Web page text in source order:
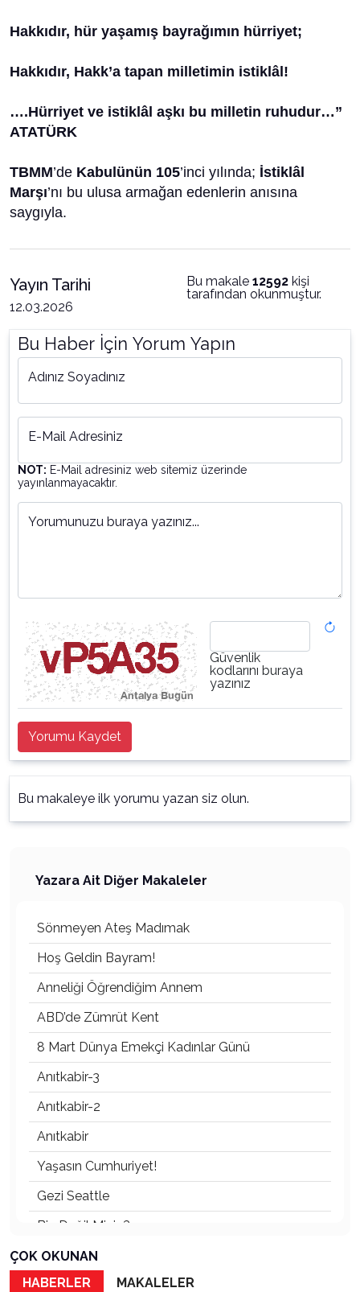
Hakkıdır, hür yaşamış bayrağımın hürriyet;
Hakkıdır, Hakk’a tapan milletimin istiklâl!
….Hürriyet ve istiklâl aşkı bu milletin ruhudur…”
ATATÜRK
TBMM’de Kabulünün 105’inci yılında; İstiklâl
Marşı’nı bu ulusa armağan edenlerin anısına
saygıyla.
Yayın Tarihi
12.03.2026
Bu makale 12592 kişi
tarafından okunmuştur.
Bu Haber İçin Yorum Yapın
Adınız Soyadınız
E-Mail Adresiniz
NOT: E-Mail adresiniz web sitemiz üzerinde
yayınlanmayacaktır.
Yorumunuzu buraya yazınız...
Güvenlik
kodlarını buraya
yazınız
Yorumu Kaydet
Bu makaleye ilk yorumu yazan siz olun.
Yazara Ait Diğer Makaleler
Sönmeyen Ateş Madımak
Hoş Geldin Bayram!
Anneliği Öğrendiğim Annem
ABD’de Zümrüt Kent
8 Mart Dünya Emekçi Kadınlar Günü
Anıtkabir-3
Anıtkabir-2
Anıtkabir
Yaşasın Cumhuriyet!
Gezi Seattle
Biz Değil Miyiz?
Atatürk’ün Dumlupınar Söylevi
GENCO ERKAL TİYATRONUN KOCA DEVİ,
ÇOK OKUNAN
HABERLER
MAKALELER